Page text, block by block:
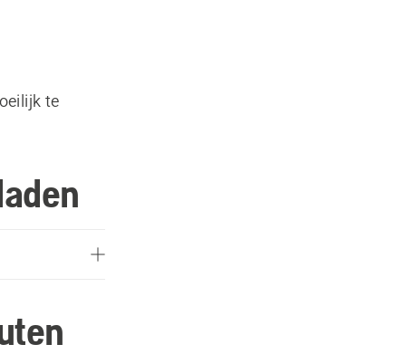
te